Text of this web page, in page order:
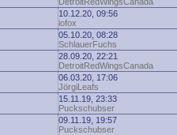
10.12.20, 09:56
iofox
05.10.20, 08:28
SchlauerFuchs
28.09.20, 22:21
DetroitRedWingsCanada
06.03.20, 17:06
JörgiLeafs
15.11.19, 23:33
Puckschubser
09.11.19, 19:57
Puckschubser